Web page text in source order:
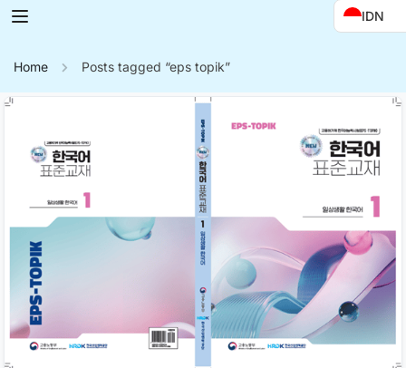
IDN
Home Posts tagged “eps topik”